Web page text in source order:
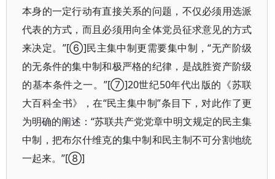
本身的一定行动有直接关系的问题，不仅必须用选派
代表的方式，而且必须用向全体党员征求意见的方式
来决定。”[⑥]民主集中制更需要集中制，“无产阶级
的无条件的集中制和极严格的纪律，是战胜资产阶级
的基本条件之一。”[⑦]20世纪50年代出版的《苏联
大百科全书》，在“民主集中制”条目下，对此作了更
为明确的阐述：“苏联共产党党章中明文规定的民主集
中制，把布尔什维克的集中制和民主制不可分割地统
一起来。”[⑧]